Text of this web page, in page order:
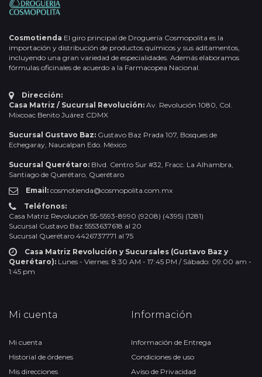
Cosmotienda El giro principal de Droguería Cosmopolita es la
importación y distribución de productos químicos y sus aditamentos,
incluyendo una gran variedad de especialidades. Además elaboramos
fórmulas oficinales de acuerdo a la Farmacopea Nacional.
Dirección:
Casa Matriz / Sucursal Revolución: Av. Revolución 1080, Col.
Mixcoac Benito Juárez CDMX
Sucursal Gustavo Baz: Gustavo Baz Prada 107, Bosques de
Echegaray, Naucalpan Edo. México
Sucursal Querétaro: Blvd. Centro Sur #32, Fracc. La Alhambra,
Santiago de Querétaro, Querétaro
Email: cosmotienda@cosmopolita.com.mx
Teléfonos:
Casa Matriz Revolución 55-5593-8990 (9208) (4395) (1281)
Sucursal Gustavo Baz 5553637618 al 20
Sucursal Querétaro 4426737771 al 75
Casa Matriz Revolución y Sucursales (Gustavo Baz y
Querétaro): Lunes - Viernes: 8:30 AM - 17:45 PM / Sábado: 09:00 am -
1:45 pm
Mi cuenta
Mi cuenta
Historial de órdenes
Mis direcciones
Información
Información de Entrega
Condiciones de uso
Aviso de Privacidad